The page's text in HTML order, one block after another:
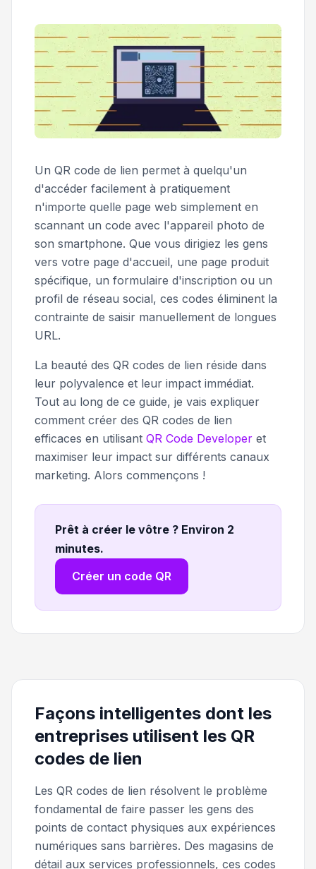
Un QR code de lien permet à quelqu'un
d'accéder facilement à pratiquement
n'importe quelle page web simplement en
scannant un code avec l'appareil photo de
son smartphone. Que vous dirigiez les gens
vers votre page d'accueil, une page produit
spécifique, un formulaire d'inscription ou un
profil de réseau social, ces codes éliminent la
contrainte de saisir manuellement de longues
URL.
La beauté des QR codes de lien réside dans
leur polyvalence et leur impact immédiat.
Tout au long de ce guide, je vais expliquer
comment créer des QR codes de lien
efficaces en utilisant QR Code Developer et
maximiser leur impact sur différents canaux
marketing. Alors commençons !
Prêt à créer le vôtre ? Environ 2
minutes.
Créer un code QR
Façons intelligentes dont les
entreprises utilisent les QR
codes de lien
Les QR codes de lien résolvent le problème
fondamental de faire passer les gens des
points de contact physiques aux expériences
numériques sans barrières. Des magasins de
détail aux services professionnels, ces codes